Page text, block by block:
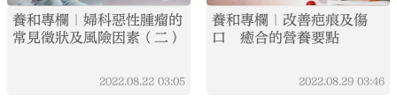
養和專欄｜婦科惡性腫瘤的
常見徵狀及風險因素（二）
2022.08.22 03:05
養和專欄｜改善疤痕及傷
口 癒合的營養要點
2022.08.29 03:46